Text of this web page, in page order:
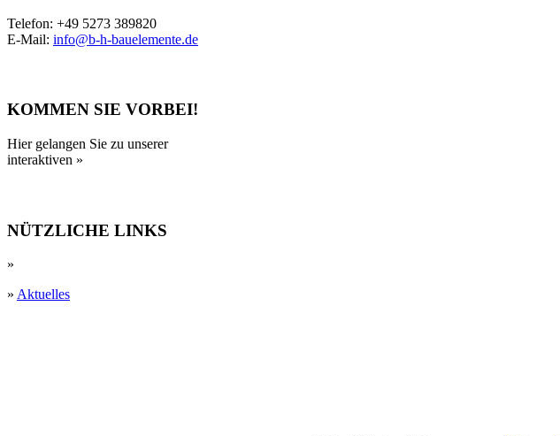
Telefon: +49 5273 389820
E-Mail: info@b-h-bauelemente.de
KOMMEN SIE VORBEI!
Hier gelangen Sie zu unserer
interaktiven »
NÜTZLICHE LINKS
»
» Aktuelles